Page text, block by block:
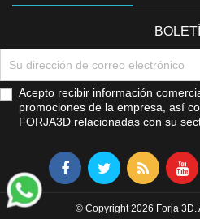
Acepto recibir información
promociones de la empresa, así
FORJA3D relacionadas con su
© Copyright 2026 Forja 3D.